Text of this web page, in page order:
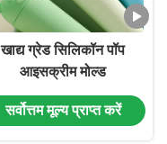
खाद्य ग्रेड सिलिकॉन पॉप
आइसक्रीम मोल्ड
सर्वोत्तम मूल्य प्राप्त करें